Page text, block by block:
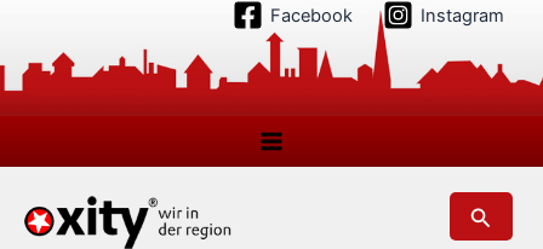
springen
Facebook Instagram
Suchen